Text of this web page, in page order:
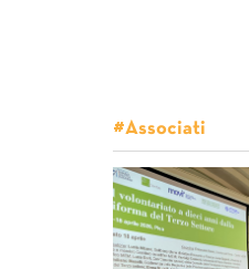
#Associati